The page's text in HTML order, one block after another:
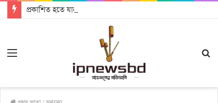
প্রকাশিত হতে যাচ্ছে দি রাবুগার নতুন গান ‘Baljanggi’